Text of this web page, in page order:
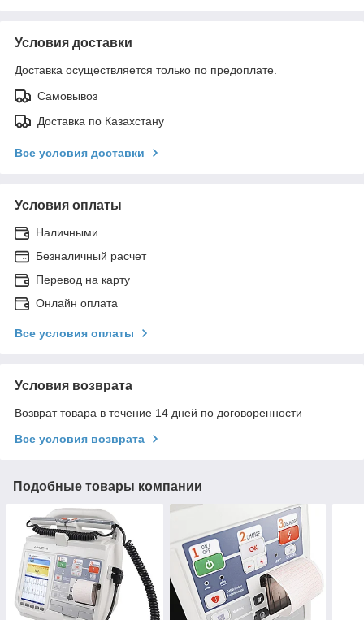
Условия доставки
Доставка осуществляется только по предоплате.
Самовывоз
Доставка по Казахстану
Все условия доставки
Условия оплаты
Наличными
Безналичный расчет
Перевод на карту
Онлайн оплата
Все условия оплаты
Условия возврата
Возврат товара в течение 14 дней по договоренности
Все условия возврата
Подобные товары компании